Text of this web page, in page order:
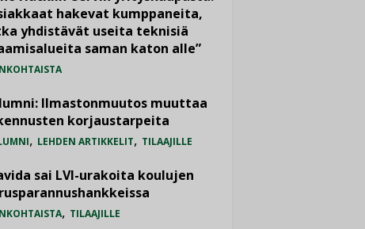
hakevat kumppaneita,
yhdistävät useita teknisiä
saman katon alle”
Ilmastonmuutos muuttaa
korjaustarpeita
, LEHDEN ARTIKKELIT, TILAAJILLE
sai LVI-urakoita koulujen
, TILAAJILLE